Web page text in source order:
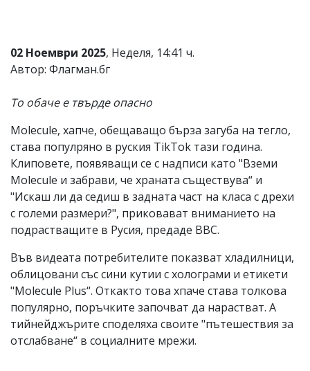
и
редакцията
отговорност
тях!
Ако
откриете
обиден
за
вас
моля
сигнализирайте
02 Ноември 2025, Неделя, 14:41 ч.
Автор: Флагман.бг
То обаче е твърде опасно
Molecule, хапче, обещаващо бърза загуба на тегло,
става популряно в руския TikTok тази година.
Клиповете, появяващи се с надписи като "Вземи
Molecule и забрави, че храната съществува“ и
"Искаш ли да седиш в задната част на класа с дрехи
с големи размери?", приковават вниманието на
подрастващите в Русия, предаде BBC.
Във видеата потребителите показват хладилници,
облицовани със сини кутии с холограми и етикети
"Molecule Plus“. Откакто това хпаче става толкова
популярно, поръчките започват да нарастват. А
тийнейджърите споделяха своите "пътешествия за
отслабване“ в социалните мрежи.